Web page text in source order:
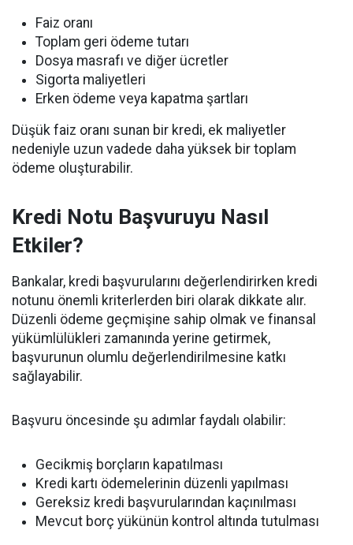
Faiz oranı
Toplam geri ödeme tutarı
Dosya masrafı ve diğer ücretler
Sigorta maliyetleri
Erken ödeme veya kapatma şartları
Düşük faiz oranı sunan bir kredi, ek maliyetler
nedeniyle uzun vadede daha yüksek bir toplam
ödeme oluşturabilir.
Kredi Notu Başvuruyu Nasıl
Etkiler?
Bankalar, kredi başvurularını değerlendirirken kredi
notunu önemli kriterlerden biri olarak dikkate alır.
Düzenli ödeme geçmişine sahip olmak ve finansal
yükümlülükleri zamanında yerine getirmek,
başvurunun olumlu değerlendirilmesine katkı
sağlayabilir.
Başvuru öncesinde şu adımlar faydalı olabilir:
Gecikmiş borçların kapatılması
Kredi kartı ödemelerinin düzenli yapılması
Gereksiz kredi başvurularından kaçınılması
Mevcut borç yükünün kontrol altında tutulması